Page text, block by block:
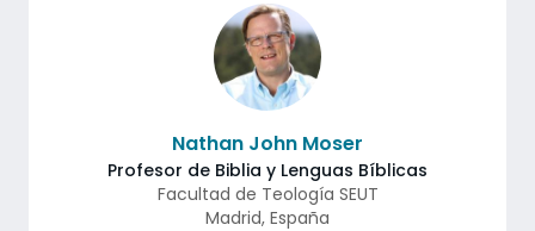
Nathan John Moser
Profesor de Biblia y Lenguas Bíblicas
Facultad de Teología SEUT
Madrid, España